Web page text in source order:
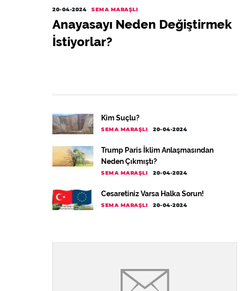
20-04-2024 SEMA MARAŞLI
Anayasayı Neden Değiştirmek
İstiyorlar?
Kim Suçlu?
SEMA MARAŞLI 20-04-2024
Trump Paris İklim Anlaşmasından
Neden Çıkmıştı?
SEMA MARAŞLI 20-04-2024
Cesaretiniz Varsa Halka Sorun!
SEMA MARAŞLI 20-04-2024